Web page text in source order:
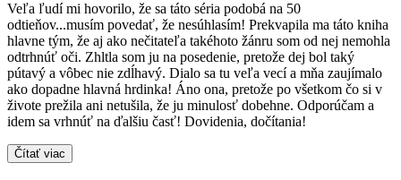
Veľa ľudí mi hovorilo, že sa táto séria podobá na 50
odtieňov...musím povedať, že nesúhlasím! Prekvapila ma táto kniha
hlavne tým, že aj ako nečitateľa takéhoto žánru som od nej nemohla
odtrhnúť oči. Zhltla som ju na posedenie, pretože dej bol taký
pútavý a vôbec nie zdĺhavý. Dialo sa tu veľa vecí a mňa zaujímalo
ako dopadne hlavná hrdinka! Áno ona, pretože po všetkom čo si v
živote prežila ani netušila, že ju minulosť dobehne. Odporúčam a
idem sa vrhnúť na ďalšiu časť! Dovidenia, dočítania!
Čítať viac